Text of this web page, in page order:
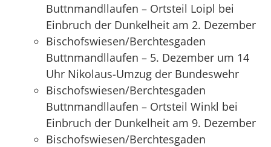
Buttnmandllaufen – Ortsteil Loipl bei
Einbruch der Dunkelheit am 2. Dezember
Bischofswiesen/Berchtesgaden
Buttnmandllaufen – 5. Dezember um 14
Uhr Nikolaus-Umzug der Bundeswehr
Bischofswiesen/Berchtesgaden
Buttnmandllaufen – Ortsteil Winkl bei
Einbruch der Dunkelheit am 9. Dezember
Bischofswiesen/Berchtesgaden